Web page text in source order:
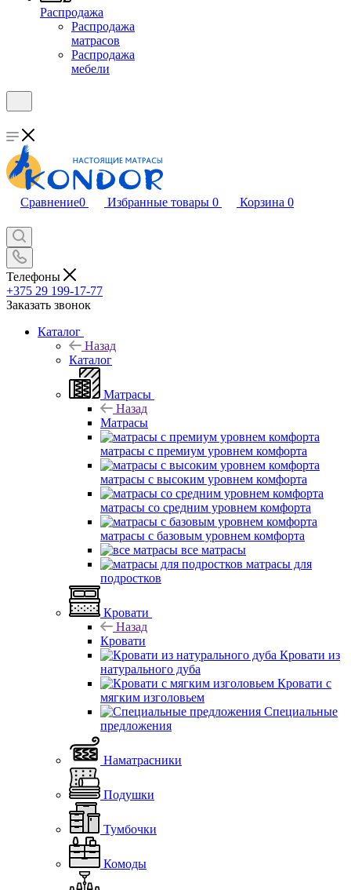
Распродажа
Распродажа
матрасов
Распродажа
мебели
Сравнение0 Избранные товары 0 Корзина 0
Телефоны
+375 29 199-17-77
Заказать звонок
Каталог
Назад
Каталог
Матрасы
Назад
Матрасы
матрасы с премиум уровнем комфорта
матрасы с высоким уровнем комфорта
матрасы со средним уровнем комфорта
матрасы с базовым уровнем комфорта
все матрасы
матрасы для
подростков
Кровати
Назад
Кровати
Кровати из
натурального дуба
Кровати с
мягким изголовьем
Специальные
предложения
Наматрасники
Подушки
Тумбочки
Комоды